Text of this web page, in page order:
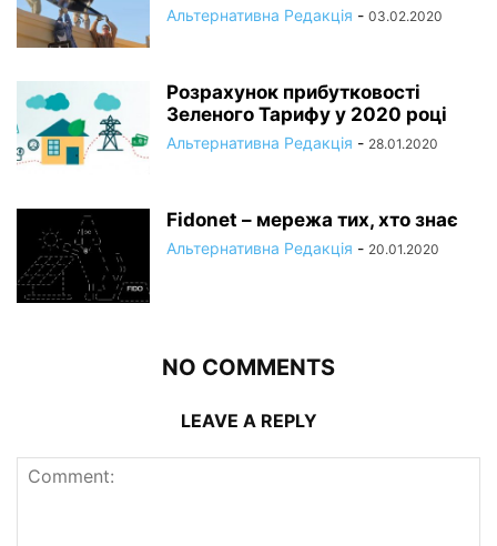
Альтернативна Редакція - 03.02.2020
Розрахунок прибутковості
Зеленого Тарифу у 2020 році
Альтернативна Редакція - 28.01.2020
Fidonet – мережа тих, хто знає
Альтернативна Редакція - 20.01.2020
NO COMMENTS
LEAVE A REPLY